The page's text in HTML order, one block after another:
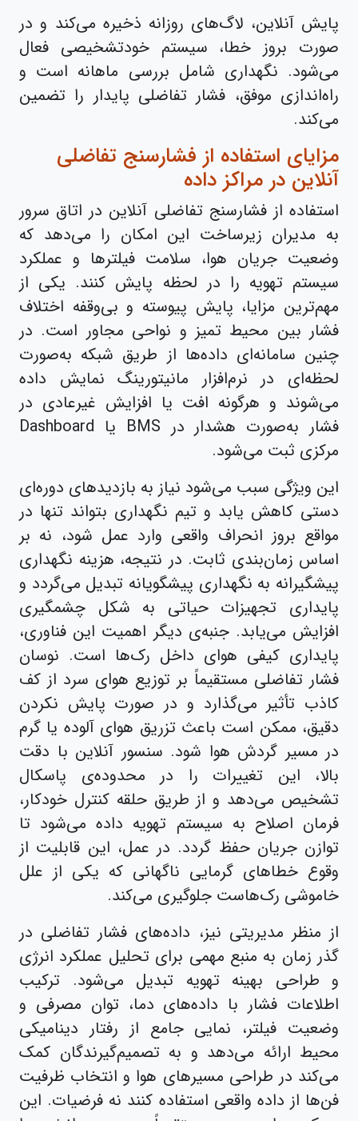
پایش آنلاین، لاگ‌های روزانه ذخیره می‌کند و در
صورت بروز خطا، سیستم خودتشخیصی فعال
می‌شود. نگهداری شامل بررسی ماهانه است و
راه‌اندازی موفق، فشار تفاضلی پایدار را تضمین
می‌کند.
مزایای استفاده از فشارسنج تفاضلی
آنلاین در مراکز داده
استفاده از فشارسنج تفاضلی آنلاین در اتاق سرور
به مدیران زیرساخت این امکان را می‌دهد که
وضعیت جریان هوا، سلامت فیلترها و عملکرد
سیستم تهویه را در لحظه پایش کنند. یکی از
مهم‌ترین مزایا، پایش پیوسته و بی‌وقفه اختلاف
فشار بین محیط تمیز و نواحی مجاور است. در
چنین سامانه‌ای داده‌ها از طریق شبکه به‌صورت
لحظه‌ای در نرم‌افزار مانیتورینگ نمایش داده
می‌شوند و هرگونه افت یا افزایش غیرعادی در
فشار به‌صورت هشدار در BMS یا Dashboard
مرکزی ثبت می‌شود.
این ویژگی سبب می‌شود نیاز به بازدیدهای دوره‌ای
دستی کاهش یابد و تیم نگهداری بتواند تنها در
مواقع بروز انحراف واقعی وارد عمل شود، نه بر
اساس زمان‌بندی ثابت. در نتیجه، هزینه نگهداری
پیشگیرانه به نگهداری پیشگویانه تبدیل می‌گردد و
پایداری تجهیزات حیاتی به شکل چشمگیری
افزایش می‌یابد. جنبه‌ی دیگر اهمیت این فناوری،
پایداری کیفی هوای داخل رک‌ها است. نوسان
فشار تفاضلی مستقیماً بر توزیع هوای سرد از کف
کاذب تأثیر می‌گذارد و در صورت پایش نکردن
دقیق، ممکن است باعث تزریق هوای آلوده یا گرم
در مسیر گردش هوا شود. سنسور آنلاین با دقت
بالا، این تغییرات را در محدوده‌ی پاسکال
تشخیص می‌دهد و از طریق حلقه کنترل خودکار،
فرمان اصلاح به سیستم تهویه داده می‌شود تا
توازن جریان حفظ گردد. در عمل، این قابلیت از
وقوع خطاهای گرمایی ناگهانی که یکی از علل
خاموشی رک‌هاست جلوگیری می‌کند.
از منظر مدیریتی نیز، داده‌های فشار تفاضلی در
گذر زمان به منبع مهمی برای تحلیل عملکرد انرژی
و طراحی بهینه تهویه تبدیل می‌شود. ترکیب
اطلاعات فشار با داده‌های دما، توان مصرفی و
وضعیت فیلتر، نمایی جامع از رفتار دینامیکی
محیط ارائه می‌دهد و به تصمیم‌گیرندگان کمک
می‌کند در طراحی مسیرهای هوا و انتخاب ظرفیت
فن‌ها از داده واقعی استفاده کنند نه فرضیات. این